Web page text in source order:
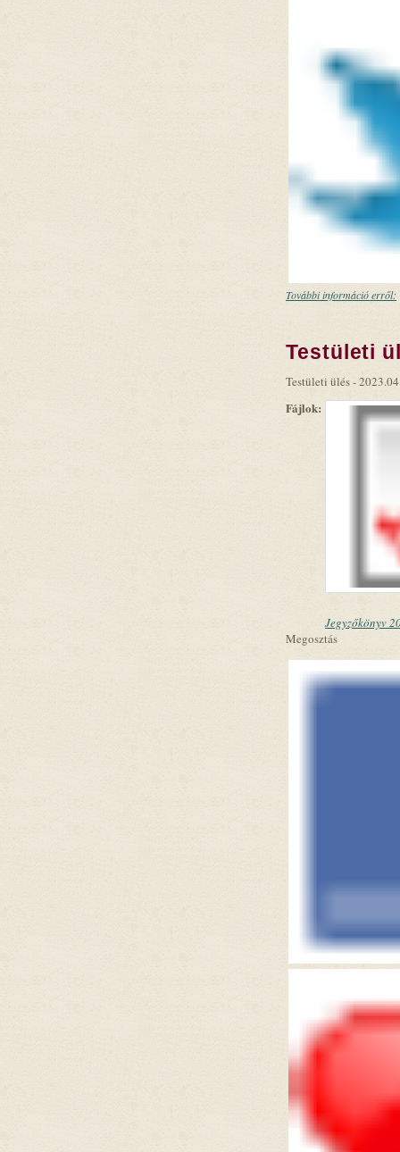
További információ erről:
Testületi
Testületi ülés -
Fájlok:
Jegyzőkönyv
Megosztás